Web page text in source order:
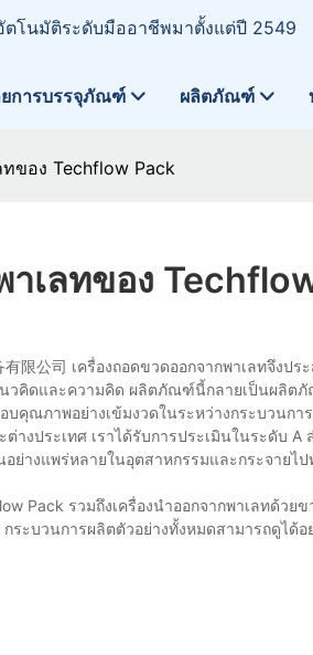
ตโนมัติระดับมืออาชีพมาตั้งแต่ปี 2549
การบรรจุภัณฑ์ ผลิตภัณฑ์
ของ Techflow Pack
เลทของ
限公司 เครื่องถอดขวดออกจากพาเลทจึง
วคิดและความคิด ผลิตภัณฑ์นี้กลายเป็นผลิ
บคุณภาพอย่างเข้มงวดในระหว่างกระบวนกา
างประเทศ เราได้รับการประเมินในระดับ
งแพร่หลายในอุตสาหกรรมและกระจายไป
Pack รวมถึงเครื่องนำออกจากพาเลทด้วยข
ะบวนการผลิตตัวอย่างทั้งหมดสามารถดูได้อ